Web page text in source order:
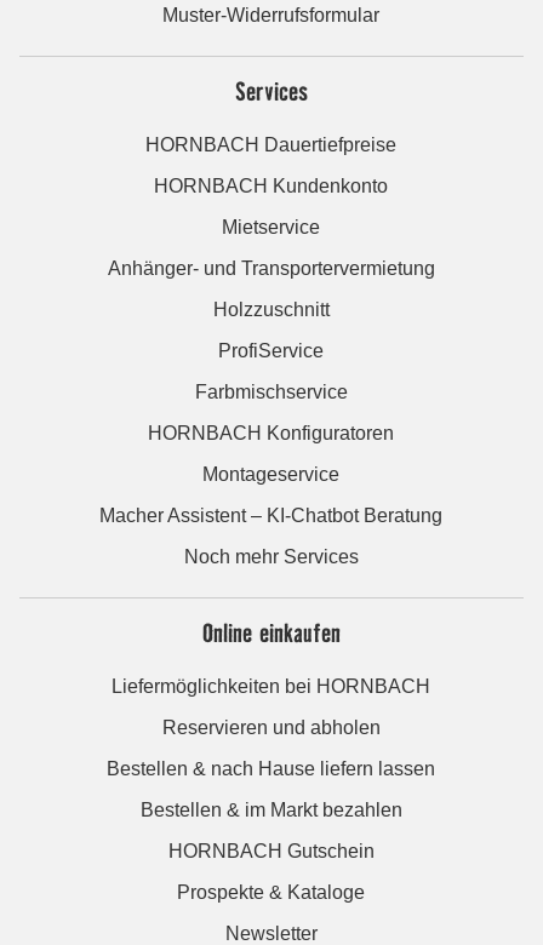
Muster-Widerrufsformular
Services
HORNBACH Dauertiefpreise
HORNBACH Kundenkonto
Mietservice
Anhänger- und Transportervermietung
Holzzuschnitt
ProfiService
Farbmischservice
HORNBACH Konfiguratoren
Montageservice
Macher Assistent – KI-Chatbot Beratung
Noch mehr Services
Online einkaufen
Liefermöglichkeiten bei HORNBACH
Reservieren und abholen
Bestellen & nach Hause liefern lassen
Bestellen & im Markt bezahlen
HORNBACH Gutschein
Prospekte & Kataloge
Newsletter